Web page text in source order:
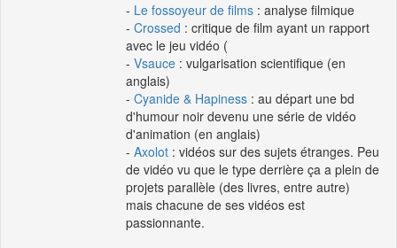
- Le fossoyeur de films : analyse filmique
- Crossed : critique de film ayant un rapport
avec le jeu vidéo (
- Vsauce : vulgarisation scientifique (en
anglais)
- Cyanide & Hapiness : au départ une bd
d'humour noir devenu une série de vidéo
d'animation (en anglais)
- Axolot : vidéos sur des sujets étranges. Peu
de vidéo vu que le type derrière ça a plein de
projets parallèle (des livres, entre autre)
mais chacune de ses vidéos est
passionnante.